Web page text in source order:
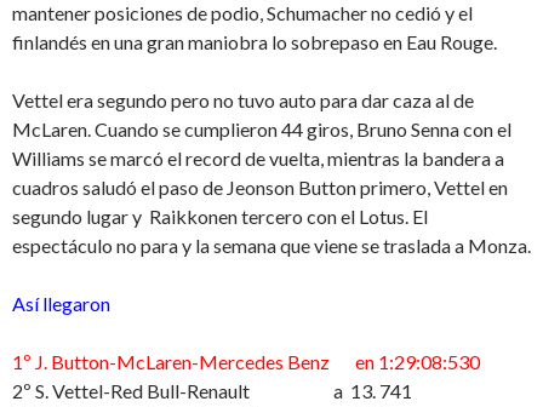
mantener posiciones de podio, Schumacher no cedió y el
finlandés en una gran maniobra lo sobrepaso en Eau Rouge.
Vettel era segundo pero no tuvo auto para dar caza al de
McLaren. Cuando se cumplieron 44 giros, Bruno Senna con el
Williams se marcó el record de vuelta, mientras la bandera a
cuadros saludó el paso de Jeonson Button primero, Vettel en
segundo lugar y Raikkonen tercero con el Lotus. El
espectáculo no para y la semana que viene se traslada a Monza.
Así llegaron
1º J. Button-McLaren-Mercedes Benz en 1:29:08:530
2º S. Vettel-Red Bull-Renault a 13. 741